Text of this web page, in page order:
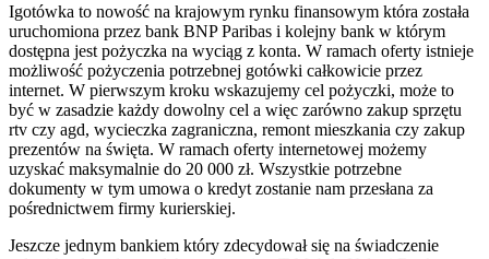
Igotówka to nowość na krajowym rynku finansowym która została
uruchomiona przez bank BNP Paribas i kolejny bank w którym
dostępna jest pożyczka na wyciąg z konta. W ramach oferty istnieje
możliwość pożyczenia potrzebnej gotówki całkowicie przez
internet. W pierwszym kroku wskazujemy cel pożyczki, może to
być w zasadzie każdy dowolny cel a więc zarówno zakup sprzętu
rtv czy agd, wycieczka zagraniczna, remont mieszkania czy zakup
prezentów na święta. W ramach oferty internetowej możemy
uzyskać maksymalnie do 20 000 zł. Wszystkie potrzebne
dokumenty w tym umowa o kredyt zostanie nam przesłana za
pośrednictwem firmy kurierskiej.
Jeszcze jednym bankiem który zdecydował się na świadczenie